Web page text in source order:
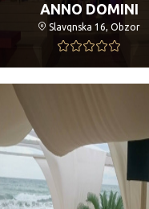
ANNO DOMINI
Slavqnska 16, Obzor